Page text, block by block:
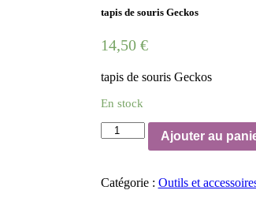
tapis de souris Geckos
14,50 €
tapis de souris Geckos
En stock
quantité
de
souris
Ajouter au
Catégorie : Outils et